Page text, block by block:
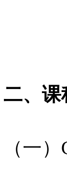
二、课
（一